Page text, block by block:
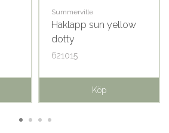
Summerville
Haklapp sun yellow
dotty
621015
Köp